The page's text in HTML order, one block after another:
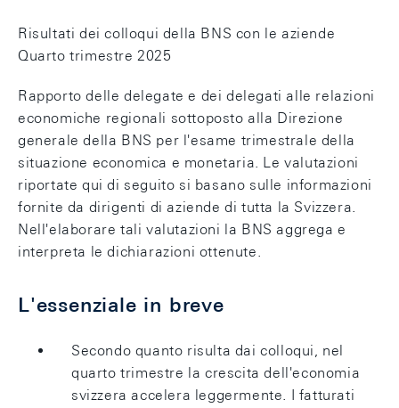
Risultati dei colloqui della BNS con le aziende
Quarto trimestre 2025
Rapporto delle delegate e dei delegati alle relazioni
economiche regionali sottoposto alla Direzione
generale della BNS per l'esame trimestrale della
situazione economica e monetaria. Le valutazioni
riportate qui di seguito si basano sulle informazioni
fornite da dirigenti di aziende di tutta la Svizzera.
Nell'elaborare tali valutazioni la BNS aggrega e
interpreta le dichiarazioni ottenute.
L'essenziale in breve
Secondo quanto risulta dai colloqui, nel
quarto trimestre la crescita dell'economia
svizzera accelera leggermente. I fatturati